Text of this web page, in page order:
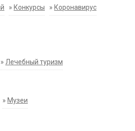
» Конкурсы » Коронавирус
» Лечебный туризм
» Музеи